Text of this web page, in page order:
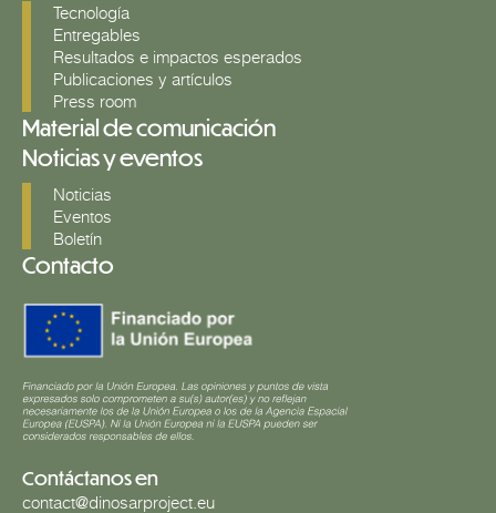
Tecnología
Entregables
Resultados e impactos esperados
Publicaciones y artículos
Press room
Material de comunicación
Noticias y eventos
Noticias
Eventos
Boletín
Contacto
Contáctanos en
contact@dinosarproject.eu